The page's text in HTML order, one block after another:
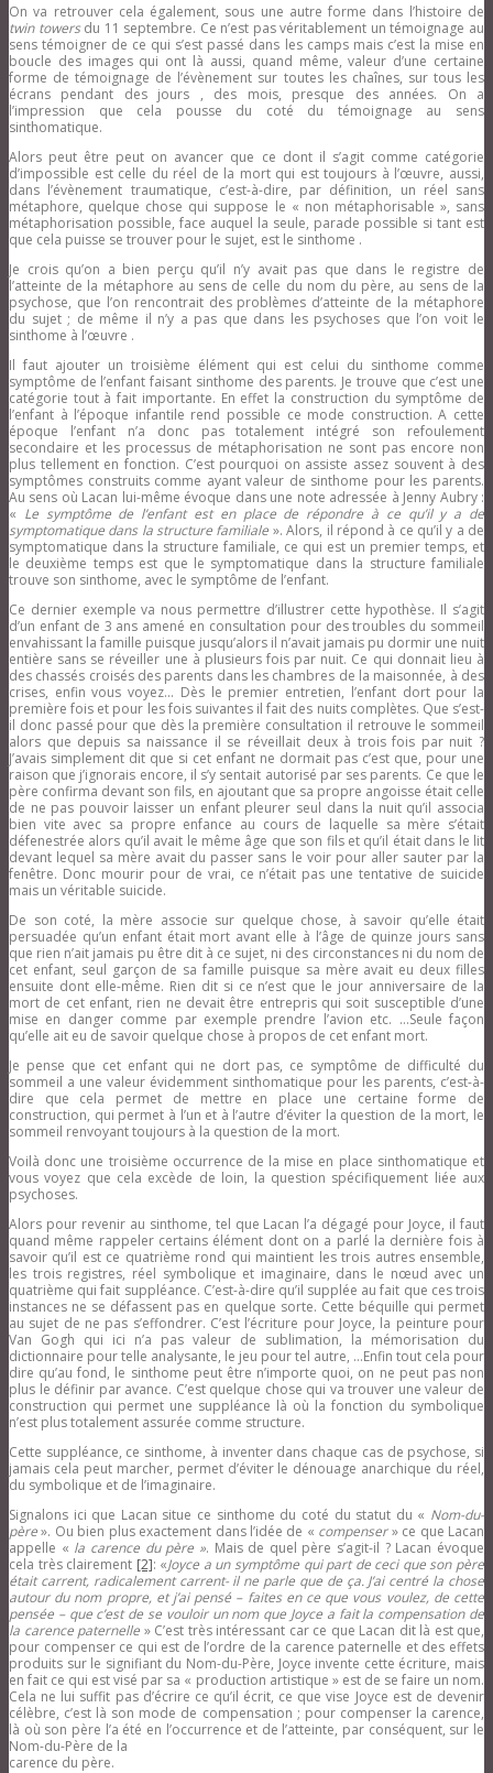
On va retrouver cela également, sous une autre forme dans l’histoire de
twin towersdu 11 septembre. Ce n’est pas véritablement un témoignage au
sens témoigner de ce qui s’est passé dans les camps mais c’est la mise en
boucle des images qui ont là aussi, quand même, valeur d’une certaine
forme de témoignage de l’évènement sur toutes les chaînes, sur tous les
écrans pendant des jours , des mois, presque des années. On a
l’impression que cela pousse du coté du témoignage au sens
sinthomatique.
Alors peut être peut on avancer que ce dont il s’agit comme catégorie
d’impossible est celle du réel de la mort qui est toujours à l’œuvre, aussi,
dans l’évènement traumatique, c’est-à-dire, par définition, un réel sans
métaphore, quelque chose qui suppose le « non métaphorisable », sans
métaphorisation possible, face auquel la seule, parade possible si tant est
que cela puisse se trouver pour le sujet, est le sinthome .
Je crois qu’on a bien perçu qu’il n’y avait pas que dans le registre de
l’atteinte de la métaphore au sens de celle du nom du père, au sens de la
psychose, que l’on rencontrait des problèmes d’atteinte de la métaphore
du sujet ; de même il n’y a pas que dans les psychoses que l’on voit le
sinthome à l’œuvre .
Il faut ajouter un troisième élément qui est celui du sinthome comme
symptôme de l’enfant faisant sinthome des parents. Je trouve que c’est une
catégorie tout à fait importante. En effet la construction du symptôme de
l’enfant à l’époque infantile rend possible ce mode construction. A cette
époque l’enfant n’a donc pas totalement intégré son refoulement
secondaire et les processus de métaphorisation ne sont pas encore non
plus tellement en fonction. C’est pourquoi on assiste assez souvent à des
symptômes construits comme ayant valeur de sinthome pour les parents.
Au sens où Lacan lui-même évoque dans une note adressée à Jenny Aubry :
« Le symptôme de l’enfant est en place de répondre à ce qu’il y a de
symptomatique dans la structure familiale ». Alors, il répond à ce qu’il y a de
symptomatique dans la structure familiale, ce qui est un premier temps, et
le deuxième temps est que le symptomatique dans la structure familiale
trouve son sinthome, avec le symptôme de l’enfant.
Ce dernier exemple va nous permettre d’illustrer cette hypothèse. Il s’agit
d’un enfant de 3 ans amené en consultation pour des troubles du sommeil
envahissant la famille puisque jusqu’alors il n’avait jamais pu dormir une nuit
entière sans se réveiller une à plusieurs fois par nuit. Ce qui donnait lieu à
des chassés croisés des parents dans les chambres de la maisonnée, à des
crises, enfin vous voyez… Dès le premier entretien, l’enfant dort pour la
première fois et pour les fois suivantes il fait des nuits complètes. Que s’est-
il donc passé pour que dès la première consultation il retrouve le sommeil
alors que depuis sa naissance il se réveillait deux à trois fois par nuit ?
J’avais simplement dit que si cet enfant ne dormait pas c’est que, pour une
raison que j’ignorais encore, il s’y sentait autorisé par ses parents. Ce que le
père confirma devant son fils, en ajoutant que sa propre angoisse était celle
de ne pas pouvoir laisser un enfant pleurer seul dans la nuit qu’il associa
bien vite avec sa propre enfance au cours de laquelle sa mère s’était
défenestrée alors qu’il avait le même âge que son fils et qu’il était dans le lit
devant lequel sa mère avait du passer sans le voir pour aller sauter par la
fenêtre. Donc mourir pour de vrai, ce n’était pas une tentative de suicide
mais un véritable suicide.
De son coté, la mère associe sur quelque chose, à savoir qu’elle était
persuadée qu’un enfant était mort avant elle à l’âge de quinze jours sans
que rien n’ait jamais pu être dit à ce sujet, ni des circonstances ni du nom de
cet enfant, seul garçon de sa famille puisque sa mère avait eu deux filles
ensuite dont elle-même. Rien dit si ce n’est que le jour anniversaire de la
mort de cet enfant, rien ne devait être entrepris qui soit susceptible d’une
mise en danger comme par exemple prendre l’avion etc. …Seule façon
qu’elle ait eu de savoir quelque chose à propos de cet enfant mort.
Je pense que cet enfant qui ne dort pas, ce symptôme de difficulté du
sommeil a une valeur évidemment sinthomatique pour les parents, c’est-à-
dire que cela permet de mettre en place une certaine forme de
construction, qui permet à l’un et à l’autre d’éviter la question de la mort, le
sommeil renvoyant toujours à la question de la mort.
Voilà donc une troisième occurrence de la mise en place sinthomatique et
vous voyez que cela excède de loin, la question spécifiquement liée aux
psychoses.
Alors pour revenir au sinthome, tel que Lacan l’a dégagé pour Joyce, il faut
quand même rappeler certains élément dont on a parlé la dernière fois à
savoir qu’il est ce quatrième rond qui maintient les trois autres ensemble,
les trois registres, réel symbolique et imaginaire, dans le nœud avec un
quatrième qui fait suppléance. C’est-à-dire qu’il supplée au fait que ces trois
instances ne se défassent pas en quelque sorte. Cette béquille qui permet
au sujet de ne pas s’effondrer. C’est l’écriture pour Joyce, la peinture pour
Van Gogh qui ici n’a pas valeur de sublimation, la mémorisation du
dictionnaire pour telle analysante, le jeu pour tel autre, …Enfin tout cela pour
dire qu’au fond, le sinthome peut être n’importe quoi, on ne peut pas non
plus le définir par avance. C’est quelque chose qui va trouver une valeur de
construction qui permet une suppléance là où la fonction du symbolique
n’est plus totalement assurée comme structure.
Cette suppléance, ce sinthome, à inventer dans chaque cas de psychose, si
jamais cela peut marcher, permet d’éviter le dénouage anarchique du réel,
du symbolique et de l’imaginaire.
Signalons ici que Lacan situe ce sinthome du coté du statut du « Nom-du-
père». Ou bien plus exactement dans l’idée de « compenser» ce que Lacan
appelle « la carence du père ». Mais de quel père s’agit-il ? Lacan évoque
cela très clairement [2]: «Joyce a un symptôme qui part de ceci que son père
était carrent, radicalement carrent- il ne parle que de ça. J’ai centré la chose
autour du nom propre, et j’ai pensé – faites en ce que vous voulez, de cette
pensée – que c’est de se vouloir un nom que Joyce a fait la compensation de
la carence paternelle » C’est très intéressant car ce que Lacan dit là est que,
pour compenser ce qui est de l’ordre de la carence paternelle et des effets
produits sur le signifiant du Nom-du-Père, Joyce invente cette écriture, mais
en fait ce qui est visé par sa « production artistique » est de se faire un nom.
Cela ne lui suffit pas d’écrire ce qu’il écrit, ce que vise Joyce est de devenir
célèbre, c’est là son mode de compensation ; pour compenser la carence,
là où son père l’a été en l’occurrence et de l’atteinte, par conséquent, sur le
Nom-du-Père de la
carence du père.